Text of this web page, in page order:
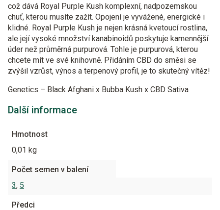
což dává Royal Purple Kush komplexní, nadpozemskou
chuť, kterou musíte zažít. Opojení je vyvážené, energické i
klidné. Royal Purple Kush je nejen krásná kvetoucí rostlina,
ale její vysoké množství kanabinoidů poskytuje kamennější
úder než průměrná purpurová. Tohle je purpurová, kterou
chcete mít ve své knihovně. Přidáním CBD do směsi se
zvýšil vzrůst, výnos a terpenový profil, je to skutečný vítěz!
Genetics – Black Afghani x Bubba Kush x CBD Sativa
Další informace
Hmotnost
0,01 kg
Počet semen v balení
3, 5
Předci